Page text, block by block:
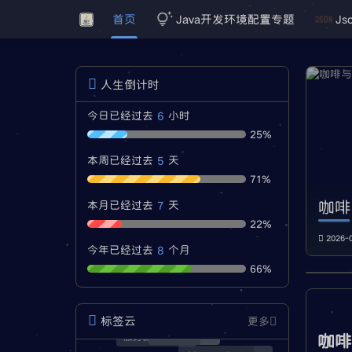
首页 Java开发环境配置专题
咖
2026-
咖
人生倒计时
今日已经过去 6 小时
25%
本周已经过去 5 天
71%
本月已经过去 7 天
22%
今年已经过去 8 个月
66%
标签云 更多
服务器安全 1